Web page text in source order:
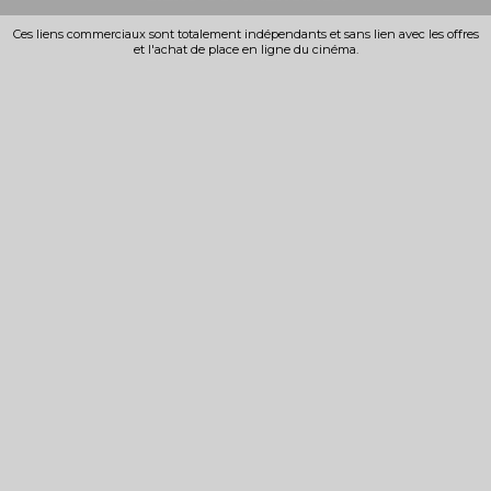
Ces liens commerciaux sont totalement indépendants et sans lien avec les offres
et l'achat de place en ligne du cinéma.